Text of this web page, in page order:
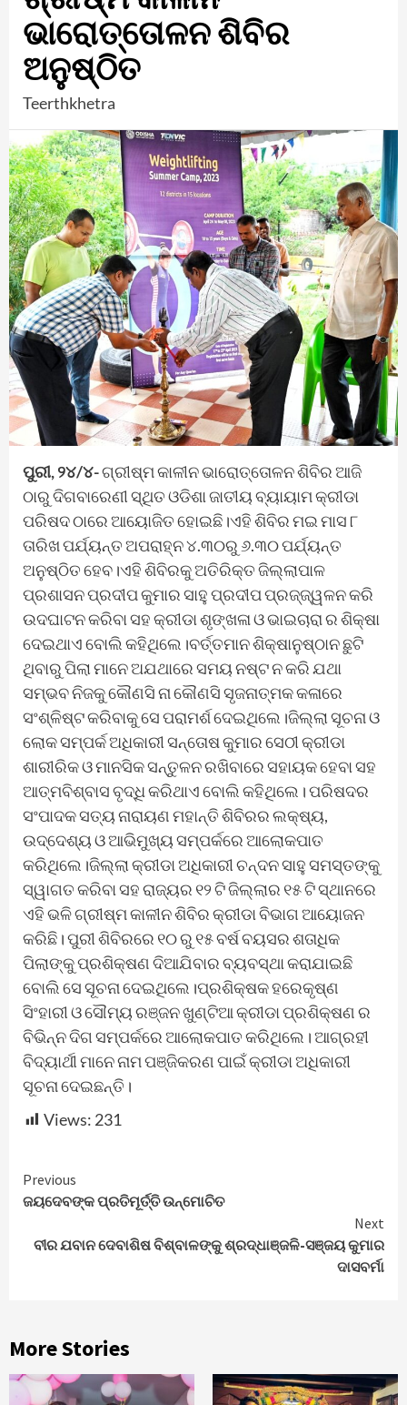
ଭାରୋତ୍ତୋଳନ ଶିବିର
ଅନୁଷ୍ଠିତ
Teerthkhetra
ପୁରୀ, ୨୪/୪-ଗ୍ରୀଷ୍ମ କାଳୀନ ଭାରୋତ୍ତୋଳନ ଶିବିର ଆଜି
ଠାରୁ ଦିଗବାରେଣୀ ସ୍ଥିତ ଓଡିଶା ଜାତୀୟ ବ୍ୟାୟାମ କ୍ରୀଡା
ପରିଷଦ ଠାରେ ଆୟୋଜିତ ହୋଇଛି।ଏହି ଶିବିର ମଇ ମାସ ୮
ତାରିଖ ପର୍ଯ୍ୟନ୍ତ ଅପରାହ୍ନ ୪.୩୦ରୁ ୬.୩୦ ପର୍ଯ୍ୟନ୍ତ
ଅନୁଷ୍ଠିତ ହେବ।ଏହି ଶିବିରକୁ ଅତିରିକ୍ତ ଜିଲ୍ଲାପାଳ
ପ୍ରଶାସନ ପ୍ରଦୀପ କୁମାର ସାହୁ ପ୍ରଦୀପ ପ୍ରଜ୍ଜ୍ୱଳନ କରି
ଉଦଘାଟନ କରିବା ସହ କ୍ରୀଡା ଶୃଙ୍ଖଳା ଓ ଭାଇଚାରା ର ଶିକ୍ଷା
ଦେଇଥାଏ ବୋଲି କହିଥିଲେ।ବର୍ତ୍ତମାନ ଶିକ୍ଷାନୁଷ୍ଠାନ ଛୁଟି
ଥିବାରୁ ପିଲା ମାନେ ଅଯଥାରେ ସମୟ ନଷ୍ଟ ନ କରି ଯଥା
ସମ୍ଭବ ନିଜକୁ କୌଣସି ନା କୌଣସି ସୃଜନାତ୍ମକ କଳାରେ
ସଂଶ୍ଳିଷ୍ଟ କରିବାକୁ ସେ ପରାମର୍ଶ ଦେଇଥିଲେ।ଜିଲ୍ଲା ସୂଚନା ଓ
ଲୋକ ସମ୍ପର୍କ ଅଧିକାରୀ ସନ୍ତୋଷ କୁମାର ସେଠୀ କ୍ରୀଡା
ଶାରୀରିକ ଓ ମାନସିକ ସନ୍ତୁଳନ ରଖିବାରେ ସହାୟକ ହେବା ସହ
ଆତ୍ମବିଶ୍ବାସ ବୃଦ୍ଧି କରିଥାଏ ବୋଲି କହିଥିଲେ। ପରିଷଦର
ସଂପାଦକ ସତ୍ୟ ନାରାୟଣ ମହାନ୍ତି ଶିବିରର ଲକ୍ଷ୍ୟ,
ଉଦ୍ଦେଶ୍ୟ ଓ ଆଭିମୁଖ୍ୟ ସମ୍ପର୍କରେ ଆଲୋକପାତ
କରିଥିଲେ।ଜିଲ୍ଲା କ୍ରୀଡା ଅଧିକାରୀ ଚନ୍ଦନ ସାହୁ ସମସ୍ତଙ୍କୁ
ସ୍ୱାଗତ କରିବା ସହ ରାଜ୍ୟର ୧୨ ଟି ଜିଲ୍ଲାର ୧୫ ଟି ସ୍ଥାନରେ
ଏହି ଭଳି ଗ୍ରୀଷ୍ମ କାଳୀନ ଶିବିର କ୍ରୀଡା ବିଭାଗ ଆୟୋଜନ
କରିଛି। ପୁରୀ ଶିବିରରେ ୧୦ ରୁ ୧୫ ବର୍ଷ ବୟସର ଶତାଧିକ
ପିଲାଙ୍କୁ ପ୍ରଶିକ୍ଷଣ ଦିଆଯିବାର ବ୍ୟବସ୍ଥା କରାଯାଇଛି
ବୋଲି ସେ ସୂଚନା ଦେଇଥିଲେ।ପ୍ରଶିକ୍ଷକ ହରେକୃଷ୍ଣ
ସିଂହାରୀ ଓ ସୌମ୍ୟ ରଞ୍ଜନ ଖୁଣ୍ଟିଆ କ୍ରୀଡା ପ୍ରଶିକ୍ଷଣ ର
ବିଭିନ୍ନ ଦିଗ ସମ୍ପର୍କରେ ଆଲୋକପାତ କରିଥିଲେ। ଆଗ୍ରହୀ
ବିଦ୍ୟାର୍ଥୀ ମାନେ ନାମ ପଞ୍ଜିକରଣ ପାଇଁ କ୍ରୀଡା ଅଧିକାରୀ
ସୂଚନା ଦେଇଛନ୍ତି।
Views: 231
Continue
Reading
Previous
ଜୟଦେବଙ୍କ ପ୍ରତିମୂର୍ତ୍ତି ଉନ୍ମୋଚିତ
Next
ବୀର ଯବାନ ଦେବାଶିଷ ବିଶ୍ବାଳଙ୍କୁ ଶ୍ରଦ୍ଧାଞ୍ଜଳି-ସଞ୍ଜୟ କୁମାର
ଦାସବର୍ମା
More Stories